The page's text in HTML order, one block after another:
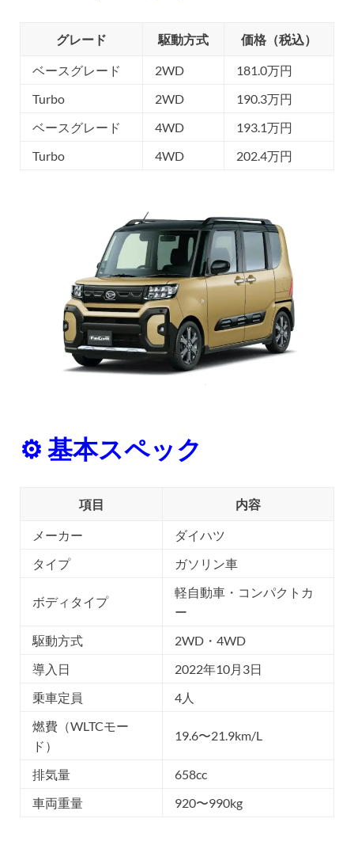
グレード 駆動方式 価格（税込）
ベースグレード 2WD
181.0万円
Turbo
2WD
190.3万円
ベースグレード
4WD
193.1万円
Turbo
4WD 202.4万円
⚙ 基本スペック
項目 内容
メーカー
ダイハツ
タイプ
ガソリン車
ボディタイプ
軽自動車・コンパクトカ
ー
駆動方式
2WD・4WD
導入日
2022年10月3日
乗車定員
4人
燃費（WLTCモー
ド）
19.6〜21.9km/L
排気量
658cc
車両重量
920〜990kg